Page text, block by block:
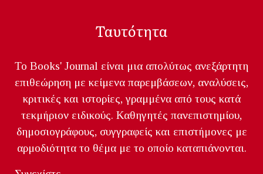
Ταυτότητα
Το Books' Journal είναι μια απολύτως ανεξάρτητη
επιθεώρηση με κείμενα παρεμβάσεων, αναλύσεις,
κριτικές και ιστορίες, γραμμένα από τους κατά
τεκμήριον ειδικούς. Καθηγητές πανεπιστημίου,
δημοσιογράφους, συγγραφείς και επιστήμονες με
αρμοδιότητα το θέμα με το οποίο καταπιάνονται.